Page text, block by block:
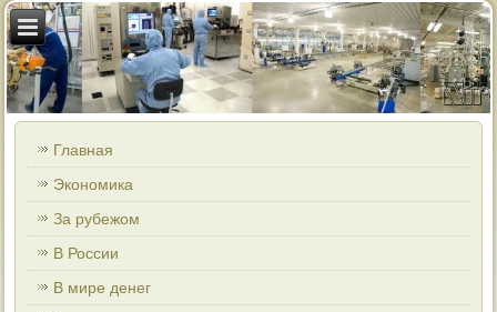
Главная
Экономика
За рубежом
В России
В мире денег